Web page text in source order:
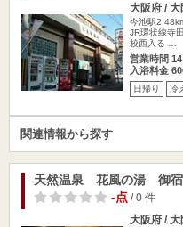
大阪府 /
今池駅
JR環状線寺
校西入る …
営業時間
入浴料金
日帰り 冷
関連情報から探す
天然温泉 花風の湯 御
-点/ 0 件
大阪府 /